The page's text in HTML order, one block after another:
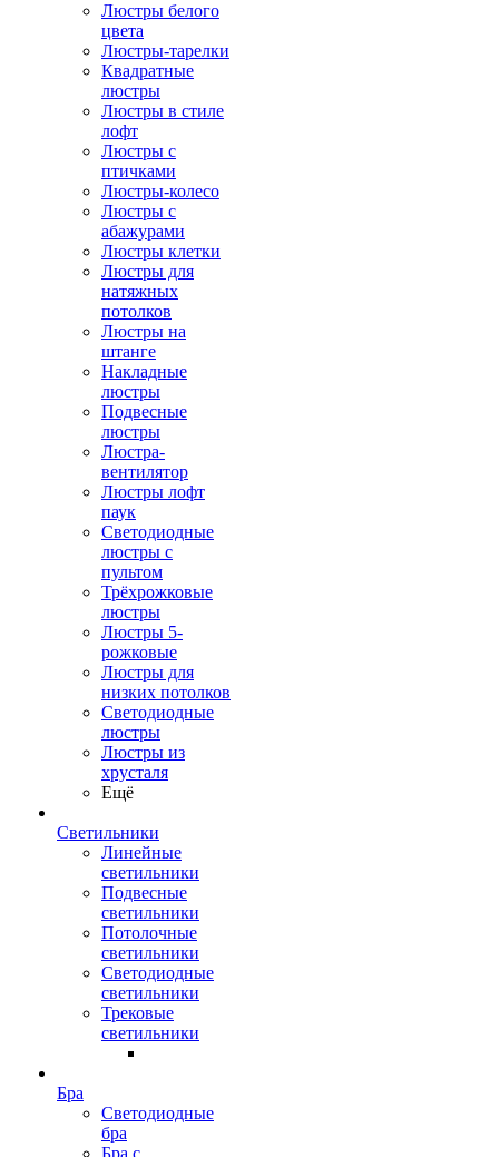
Люстры белого
цвета
Люстры-тарелки
Квадратные
люстры
Люстры в стиле
лофт
Люстры с
птичками
Люстры-колесо
Люстры с
абажурами
Люстры клетки
Люстры для
натяжных
потолков
Люстры на
штанге
Накладные
люстры
Подвесные
люстры
Люстра-
вентилятор
Люстры лофт
паук
Светодиодные
люстры с
пультом
Трёхрожковые
люстры
Люстры 5-
рожковые
Люстры для
низких потолков
Cветодиодные
люстры
Люстры из
хрусталя
Ещё
Светильники
Линейные
светильники
Подвесные
светильники
Потолочные
светильники
Светодиодные
светильники
Трековые
светильники
Бра
Светодиодные
бра
Бра с